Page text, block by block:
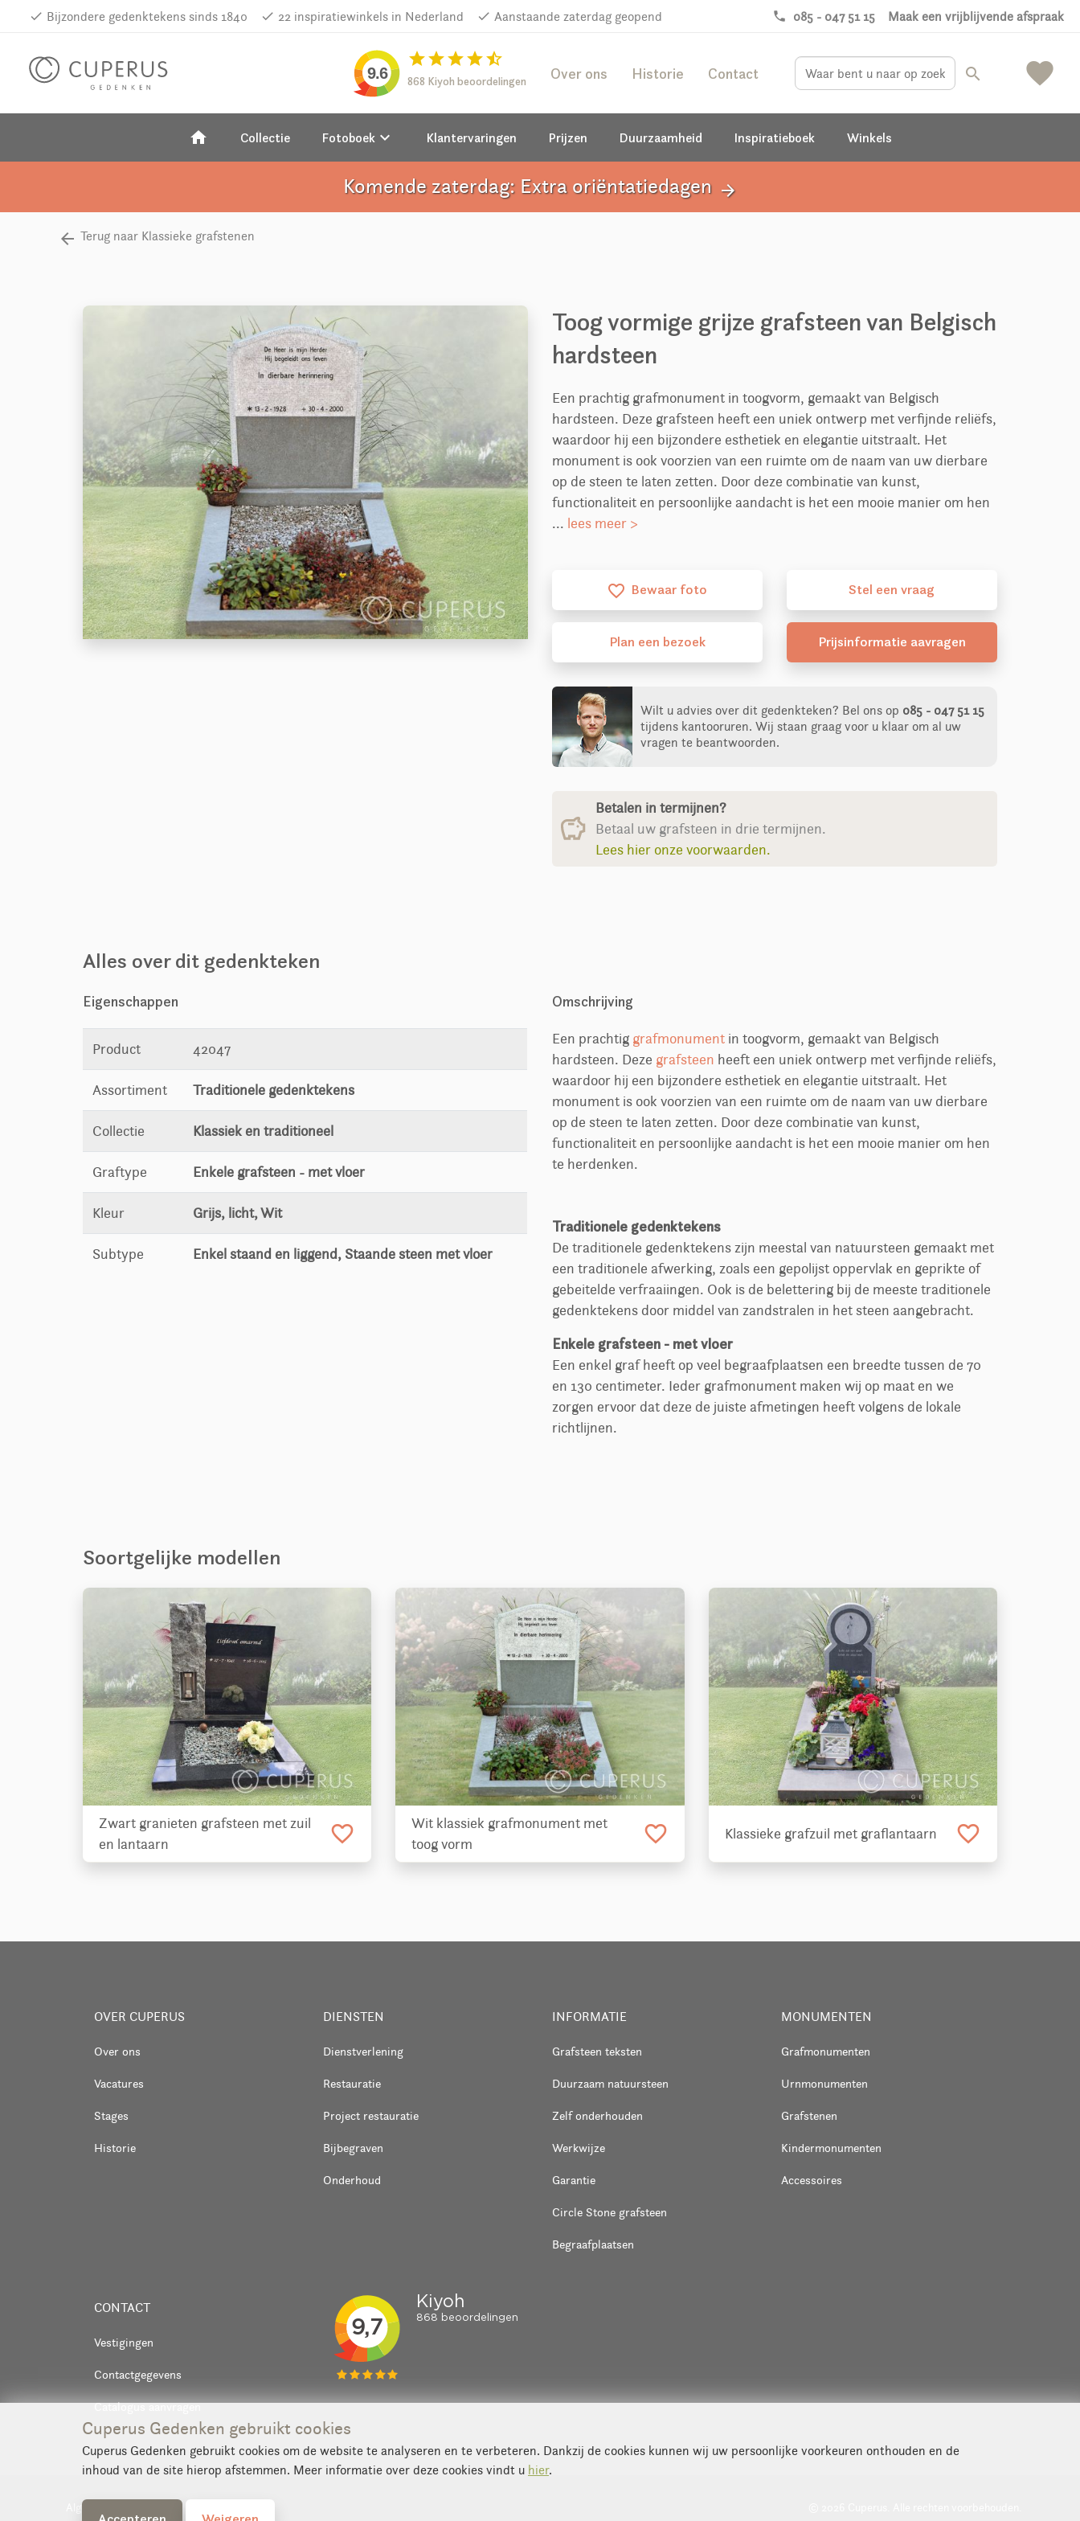
done Bijzondere gedenktekens sinds 1840 done 22 inspiratiewinkels in Nederland done Aanstaande zaterdag geopend phone 085 - 047 51 15 Maak een vrijblijvende afspraak
favorite
9.6
starstarstarstarstar_half
868 Kiyoh beoordelingen Over ons Historie Contact search
home Collectie Fotoboekkeyboard_arrow_down Klantervaringen Prijzen Duurzaamheid Inspiratieboek Winkels
Komende zaterdag: Extra oriëntatiedagen arrow_forward
Terug naar Klassieke grafstenen
Toog vormige grijze grafsteen van Belgisch
hardsteen
Een prachtig grafmonument in toogvorm, gemaakt van Belgisch
hardsteen. Deze grafsteen heeft een uniek ontwerp met verfijnde reliëfs,
waardoor hij een bijzondere esthetiek en elegantie uitstraalt. Het
monument is ook voorzien van een ruimte om de naam van uw dierbare
op de steen te laten zetten. Door deze combinatie van kunst,
functionaliteit en persoonlijke aandacht is het een mooie manier om hen
... lees meer >
favorite_border Bewaar foto Stel een vraag
Plan een bezoek Prijsinformatie aavragen
Wilt u advies over dit gedenkteken? Bel ons op 085 - 047 51 15
tijdens kantooruren. Wij staan graag voor u klaar om al uw
vragen te beantwoorden.
Betalen in termijnen?
Betaal uw grafsteen in drie termijnen.
Lees hier onze voorwaarden.
Alles over dit gedenkteken
Eigenschappen
Product 42047
Assortiment Traditionele gedenktekens
Collectie Klassiek en traditioneel
Graftype Enkele grafsteen - met vloer
Kleur Grijs, licht, Wit
Subtype Enkel staand en liggend, Staande steen met vloer
Omschrijving
Een prachtig grafmonument in toogvorm, gemaakt van Belgisch
hardsteen. Deze grafsteen heeft een uniek ontwerp met verfijnde reliëfs,
waardoor hij een bijzondere esthetiek en elegantie uitstraalt. Het
monument is ook voorzien van een ruimte om de naam van uw dierbare
op de steen te laten zetten. Door deze combinatie van kunst,
functionaliteit en persoonlijke aandacht is het een mooie manier om hen
te herdenken.
Traditionele gedenktekens
De traditionele gedenktekens zijn meestal van natuursteen gemaakt met
een traditionele afwerking, zoals een gepolijst oppervlak en geprikte of
gebeitelde verfraaiingen. Ook is de belettering bij de meeste traditionele
gedenktekens door middel van zandstralen in het steen aangebracht.
Enkele grafsteen - met vloer
Een enkel graf heeft op veel begraafplaatsen een breedte tussen de 70
en 130 centimeter. Ieder grafmonument maken wij op maat en we
zorgen ervoor dat deze de juiste afmetingen heeft volgens de lokale
richtlijnen.
Soortgelijke modellen
Zwart granieten grafsteen met zuil
en lantaarn
favorite_border
Wit klassiek grafmonument met
toog vorm
favorite_border Klassieke grafzuil met graflantaarn favorite_border
OVER CUPERUS
Over ons
Vacatures
Stages
Historie
DIENSTEN
Dienstverlening
Restauratie
Project restauratie
Bijbegraven
Onderhoud
INFORMATIE
Grafsteen teksten
Duurzaam natuursteen
Zelf onderhouden
Werkwijze
Garantie
Circle Stone grafsteen
Begraafplaatsen
MONUMENTEN
Grafmonumenten
Urnmonumenten
Grafstenen
Kindermonumenten
Accessoires
CONTACT
Vestigingen
Contactgegevens
Catalogus aanvragen
Algemene voorwaarden
Cuperus Gedenken gebruikt cookies
Cuperus Gedenken gebruikt cookies om de website te analyseren en te verbeteren. Dankzij de cookies kunnen wij uw persoonlijke voorkeuren onthouden en de
inhoud van de site hierop afstemmen. Meer informatie over deze cookies vindt u hier.